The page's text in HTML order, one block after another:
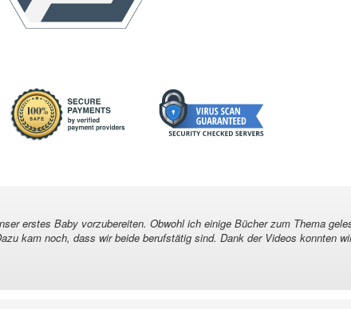
erstes Baby vorzubereiten. Obwohl ich einige Bücher zum Thema
kam noch, dass wir beide berufstätig sind. Dank der Videos konnten